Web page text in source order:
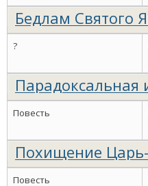
Бедлам Святого
?
Парадоксальная
Повесть
Похищение
Повесть